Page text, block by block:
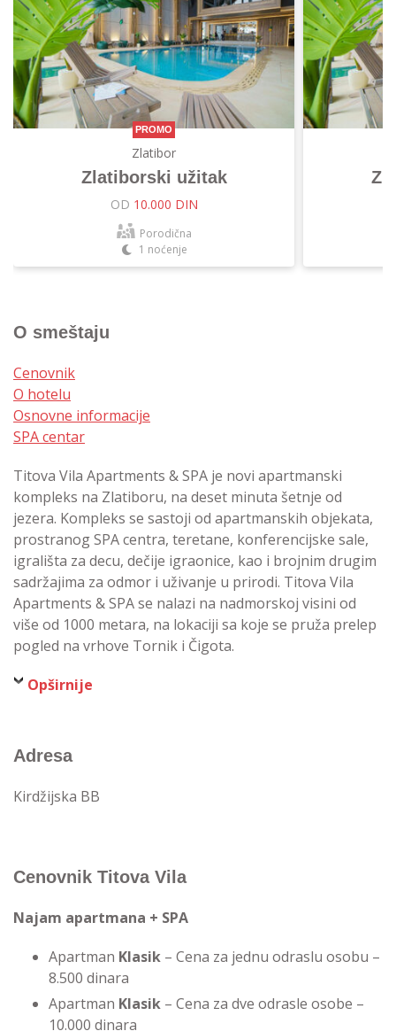
O smeštaju
Cenovnik
O hotelu
Osnovne informacije
SPA centar
Titova Vila Apartments & SPA je novi apartmanski
kompleks na Zlatiboru, na deset minuta šetnje od
jezera. Kompleks se sastoji od apartmanskih objekata,
prostranog SPA centra, teretane, konferencijske sale,
igrališta za decu, dečije igraonice, kao i brojnim drugim
sadržajima za odmor i uživanje u prirodi. Titova Vila
Apartments & SPA se nalazi na nadmorskoj visini od
više od 1000 metara, na lokaciji sa koje se pruža prelep
pogled na vrhove Tornik i Čigota.
Opširnije
Adresa
Kirdžijska BB
PROMO
Zlatibor
Zlatiborski užitak
OD 10.000 DIN
Porodična
1 noćenje
Cenovnik Titova Vila
Najam apartmana + SPA
Apartman Klasik – Cena za jednu odraslu osobu –
8.500 dinara
Apartman Klasik – Cena za dve odrasle osobe –
10.000 dinara